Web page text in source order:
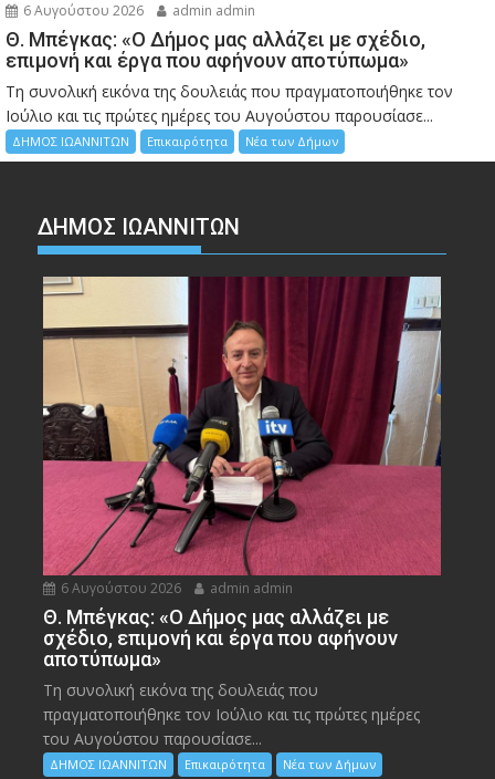
6 Αυγούστου 2026 admin admin
Θ. Μπέγκας: «Ο Δήμος μας αλλάζει με σχέδιο,
επιμονή και έργα που αφήνουν αποτύπωμα»
Τη συνολική εικόνα της δουλειάς που πραγματοποιήθηκε τον
Ιούλιο και τις πρώτες ημέρες του Αυγούστου παρουσίασε...
ΔΗΜΟΣ ΙΩΑΝΝΙΤΩΝ Επικαιρότητα Νέα των Δήμων
ΔΗΜΟΣ ΙΩΑΝΝΙΤΩΝ
6 Αυγούστου 2026 admin admin
Θ. Μπέγκας: «Ο Δήμος μας αλλάζει με
σχέδιο, επιμονή και έργα που αφήνουν
αποτύπωμα»
Τη συνολική εικόνα της δουλειάς που
πραγματοποιήθηκε τον Ιούλιο και τις πρώτες ημέρες
του Αυγούστου παρουσίασε...
ΔΗΜΟΣ ΙΩΑΝΝΙΤΩΝ Επικαιρότητα Νέα των Δήμων